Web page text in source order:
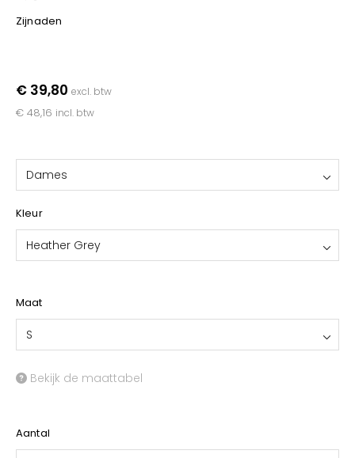
Zijnaden
€ 39,80 excl. btw
€ 48,16 incl. btw
Dames
Kleur
Heather Grey
Maat
S
Bekijk de maattabel
Aantal